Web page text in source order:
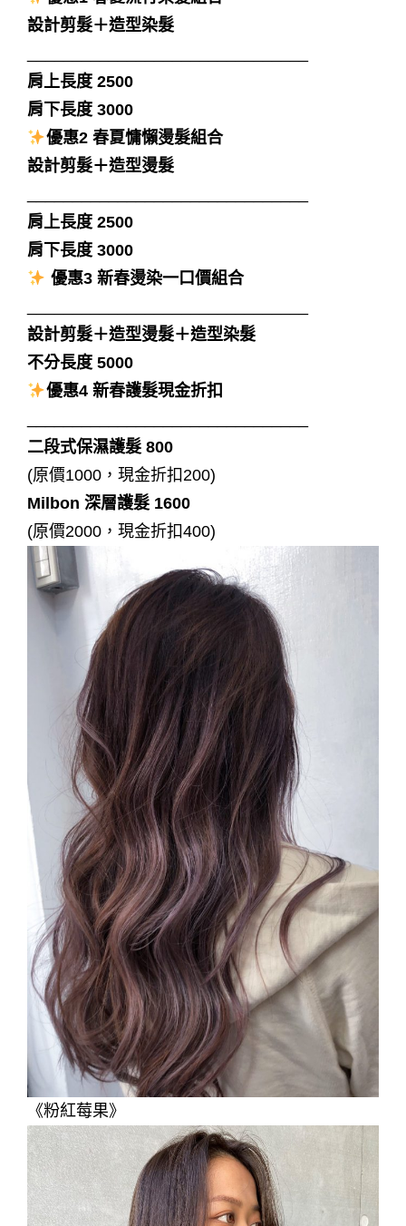
設計剪髮＋造型染髮
肩上長度 2500
肩下長度 3000
優惠2 春夏慵懶燙髮組合
設計剪髮＋造型燙髮
肩上長度 2500
肩下長度 3000
優惠3 新春燙染一口價組合
設計剪髮＋造型燙髮＋造型染髮
不分長度 5000
優惠4 新春護髮現金折扣
二段式保濕護髮 800
(原價1000，現金折扣200)
Milbon 深層護髮 1600
(原價2000，現金折扣400)
《粉紅莓果》